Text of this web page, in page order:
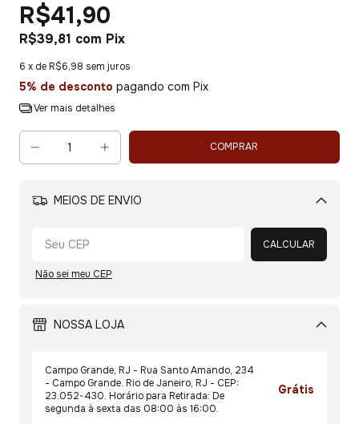
R$41,90
R$39,81 com Pix
6 x de R$6,98 sem juros
5% de desconto pagando com Pix
Ver mais detalhes
MEIOS DE ENVIO
Alterar CEP
CALCULAR
Não sei meu CEP
NOSSA LOJA
Campo Grande, RJ - Rua Santo Amando, 234
- Campo Grande. Rio de Janeiro, RJ - CEP:
23.052-430. Horário para Retirada: De
segunda à sexta das 08:00 às 16:00.
Grátis